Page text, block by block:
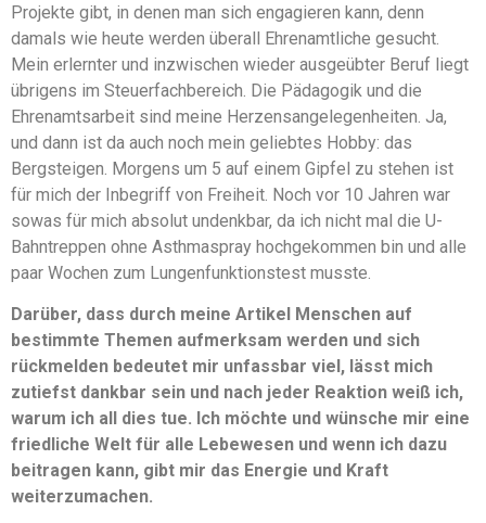
Projekte gibt, in denen man sich engagieren kann, denn
damals wie heute werden überall Ehrenamtliche gesucht.
Mein erlernter und inzwischen wieder ausgeübter Beruf liegt
übrigens im Steuerfachbereich. Die Pädagogik und die
Ehrenamtsarbeit sind meine Herzensangelegenheiten. Ja,
und dann ist da auch noch mein geliebtes Hobby: das
Bergsteigen. Morgens um 5 auf einem Gipfel zu stehen ist
für mich der Inbegriff von Freiheit. Noch vor 10 Jahren war
sowas für mich absolut undenkbar, da ich nicht mal die U-
Bahntreppen ohne Asthmaspray hochgekommen bin und alle
paar Wochen zum Lungenfunktionstest musste.
Darüber, dass durch meine Artikel Menschen auf
bestimmte Themen aufmerksam werden und sich
rückmelden bedeutet mir unfassbar viel, lässt mich
zutiefst dankbar sein und nach jeder Reaktion weiß ich,
warum ich all dies tue. Ich möchte und wünsche mir eine
friedliche Welt für alle Lebewesen und wenn ich dazu
beitragen kann, gibt mir das Energie und Kraft
weiterzumachen.